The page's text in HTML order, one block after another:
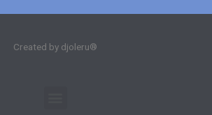
Created by djoleru®